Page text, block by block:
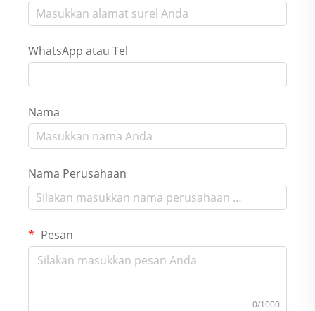
WhatsApp atau Tel
Nama
Nama Perusahaan
Pesan
0/1000